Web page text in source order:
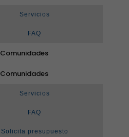
Servicios
FAQ
Comunidades
Comunidades
Servicios
FAQ
Solicita presupuesto